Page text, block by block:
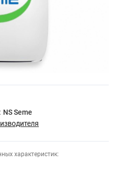
NS Seme
характеристик: